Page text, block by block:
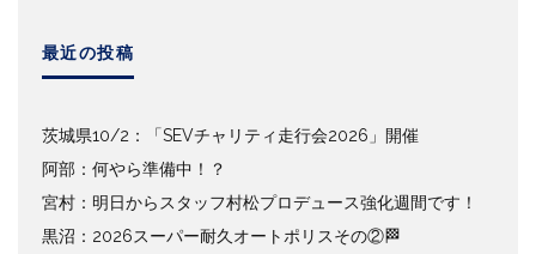
最近の投稿
茨城県10/2：「SEVチャリティ走行会2026」開催
阿部：何やら準備中！？
宮村：明日からスタッフ村松プロデュース強化週間です！
黒沼：2026スーパー耐久オートポリスその②🏁